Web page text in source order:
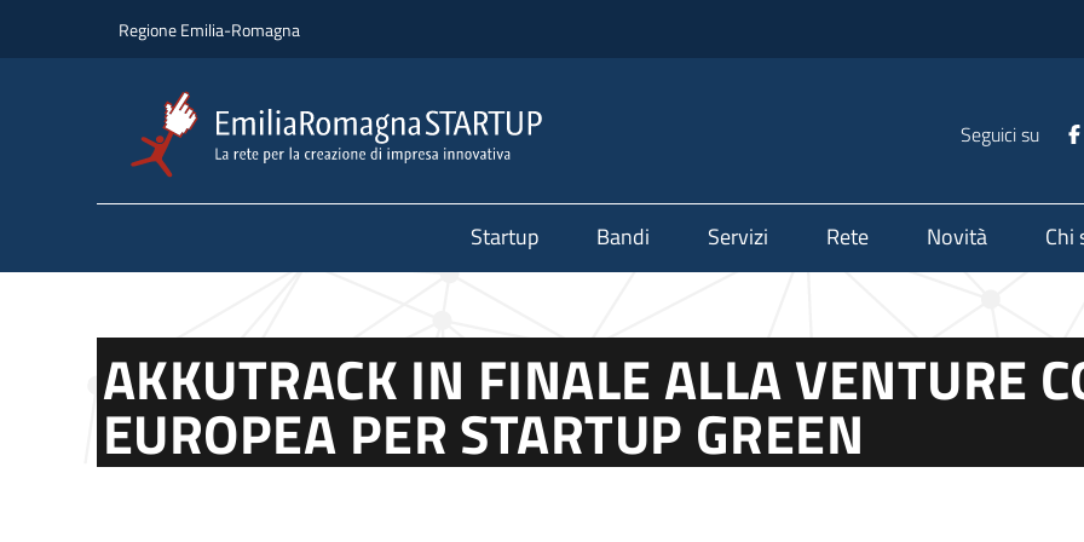
Regione Emilia-Romagna
Seguici su
Startup Bandi Servizi Rete Novità Chi
AKKUTRACK IN FINALE ALLA VENTURE
EUROPEA PER STARTUP GREEN